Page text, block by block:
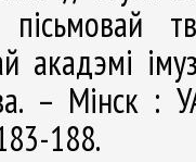
акадэмі
– Мінск :
188.